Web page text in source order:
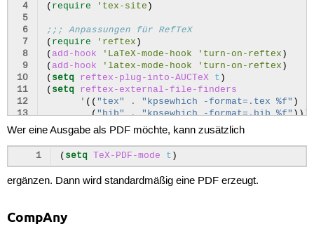
4
5
6
7
8
9
10
11
12
13
( require 'tex-site )
;;; Anpassungen für RefTeX
( require 'reftex )
( add-hook 'LaTeX-mode-hook 'turn-on-reftex )
( add-hook 'latex-mode-hook 'turn-on-reftex )
( setq reftex-plug-into-AUCTeX t )
( setq
reftex-external-file-finders
' (( "tex" . "kpsewhich -format=.tex %f" )
("bib" . "kpsewhich -format=.bib %f")))
Wer eine Ausgabe als PDF möchte, kann zusätzlich
1 ( setq TeX-PDF-mode t )
ergänzen. Dann wird standardmäßig eine PDF erzeugt.
CompAny